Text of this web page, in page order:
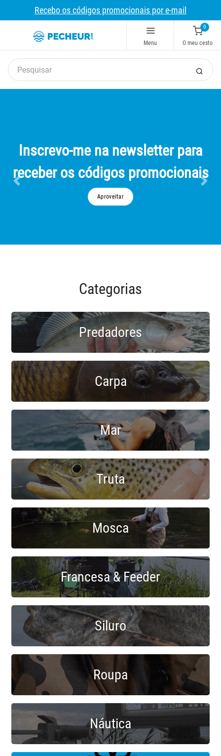
Recebo os códigos promocionais por e-mail
Menu
0
O meu cesto
Inscrevo-me na newsletter para
receber os códigos promocionais
Aproveitar
Categorias
Predadores
Carpa
Mar
Truta
Mosca
Francesa & Feeder
Siluro
Roupa
Náutica